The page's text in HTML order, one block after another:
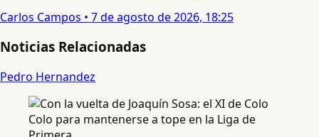
Carlos Campos • 7 de agosto de 2026, 18:25
Noticias Relacionadas
Pedro Hernandez